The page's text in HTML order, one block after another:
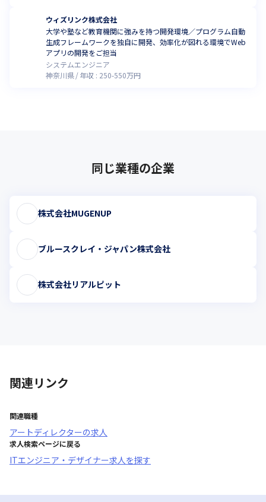
ウィズリンク株式会社
大学や塾など教育機関に強みを持つ開発環境／プログラム自動
生成フレームワークを独自に開発、効率化が図れる環境でWeb
アプリの開発をご担当
システムエンジニア
神奈川県
年収 : 250-550万円
同じ業種の企業
株式会社MUGENUP
ブルースクレイ・ジャパン株式会社
株式会社リアルピット
関連リンク
関連職種
アートディレクターの求人
求人検索ページに戻る
ITエンジニア・デザイナー求人を探す